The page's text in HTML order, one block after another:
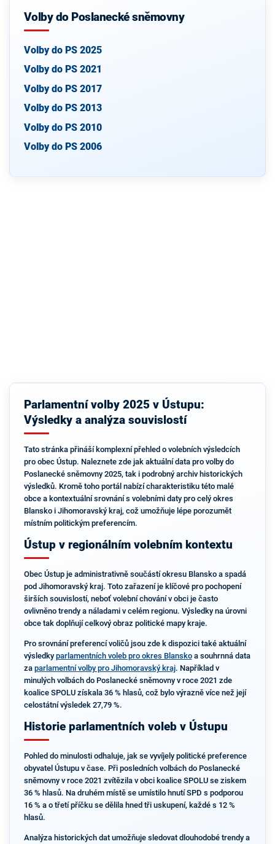
Volby do Poslanecké sněmovny
Volby do PS 2025
Volby do PS 2021
Volby do PS 2017
Volby do PS 2013
Volby do PS 2010
Volby do PS 2006
Parlamentní volby 2025 v Ústupu:
Výsledky a analýza souvislostí
Tato stránka přináší komplexní přehled o volebních výsledcích
pro obec Ústup. Naleznete zde jak aktuální data pro volby do
Poslanecké sněmovny 2025, tak i podrobný archiv historických
výsledků. Kromě toho portál nabízí charakteristiku této malé
obce a kontextuální srovnání s volebními daty pro celý okres
Blansko i Jihomoravský kraj, což umožňuje lépe porozumět
místním politickým preferencím.
Ústup v regionálním volebním kontextu
Obec Ústup je administrativně součástí okresu Blansko a spadá
pod Jihomoravský kraj. Toto zařazení je klíčové pro pochopení
širších souvislostí, neboť volební chování v obci je často
ovlivněno trendy a náladami v celém regionu. Výsledky na úrovni
obce tak doplňují celkový obraz politické mapy kraje.
Pro srovnání preferencí voličů jsou zde k dispozici také aktuální
výsledky parlamentních voleb pro okres Blanskoa souhrnná data
za parlamentní volby pro Jihomoravský kraj. Například v
minulých volbách do Poslanecké sněmovny v roce 2021 zde
koalice SPOLU získala 36 % hlasů, což bylo výrazně více než její
celostátní výsledek 27,79 %.
Historie parlamentních voleb v Ústupu
Pohled do minulosti odhaluje, jak se vyvíjely politické preference
obyvatel Ústupu v čase. Při posledních volbách do Poslanecké
sněmovny v roce 2021 zvítězila v obci koalice SPOLU se ziskem
36 % hlasů. Na druhém místě se umístilo hnutí SPD s podporou
16 % a o třetí příčku se dělila hned tři uskupení, každé s 12 %
hlasů.
Analýza historických dat umožňuje sledovat dlouhodobé trendy a